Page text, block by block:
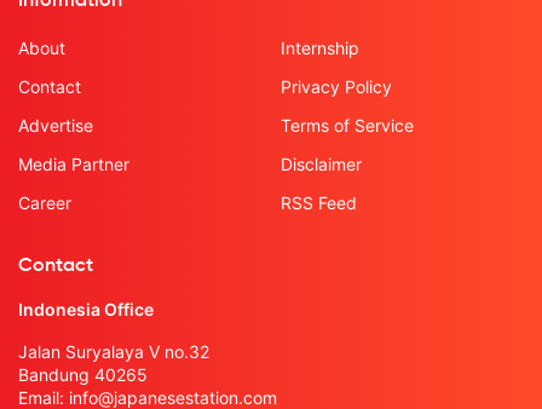
About
Contact
Advertise
Media Partner
Career
Internship
Privacy Policy
Terms of Service
Disclaimer
RSS Feed
Contact
Indonesia Office
Jalan Suryalaya V no.32
Bandung 40265
Email: info@japanesestation.com